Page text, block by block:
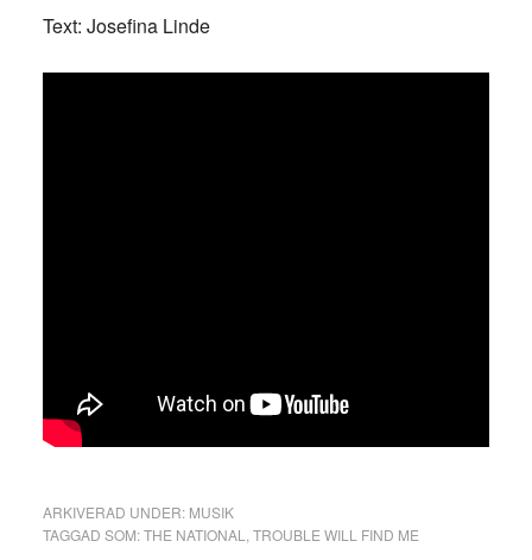
Text: Josefina Linde
ARKIVERAD UNDER: MUSIK
TAGGAD SOM:THE NATIONAL TROUBLE WILL FIND ME